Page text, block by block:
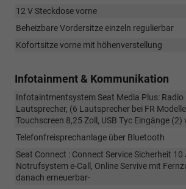
12 V Steckdose vorne
Beheizbare Vordersitze einzeln regulierbar
Kofortsitze vorne mit höhenverstellung
Infotainment & Kommunikation
Infotaintmentsystem Seat Media Plus: Radio
Lautsprecher, (6 Lautsprecher bei FR
Touchscreen 8,25 Zoll, USB Tyc Eingänge (2)
Telefonfreisprechanlage über Bluetooth
Seat Connect : Connect Service Sicherheit
Notrufsystem e-Call, Online Servive mit
danach erneuerbar-